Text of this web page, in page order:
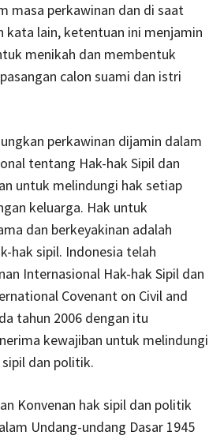
masa perkawinan dan di saat
kata lain, ketentuan ini menjamin
menikah dan membentuk
calon suami dan istri
perkawinan dijamin dalam
tentang Hak-hak Sipil dan
untuk melindungi hak setiap
keluarga. Hak untuk
dan berkeyakinan adalah
hak sipil. Indonesia telah
Internasional Hak-hak Sipil dan
Covenant on Civil and
tahun 2006 dengan itu
kewajiban untuk melindungi
dan politik.
Konvenan hak sipil dan politik
Undang-undang Dasar 1945